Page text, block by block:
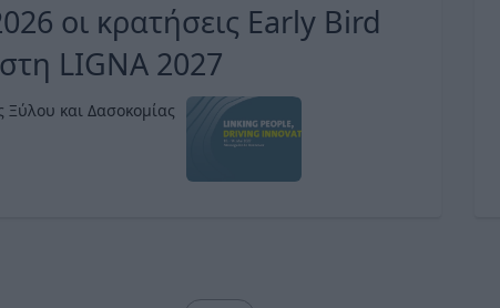
οι κρατήσεις Early Bird
LIGNA 2027
Ξύλου και Δασοκομίας